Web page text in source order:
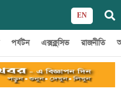
EN
পর্যটন এক্সক্লুসিভ রাজনীতি